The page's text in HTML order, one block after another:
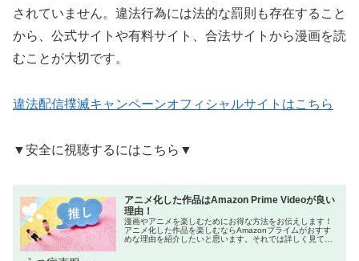
されていません。違法行為には法的な罰則も存在すること
から、公式サイトや有料サイト、合法サイトから漫画を読
むことが大切です。
違法配信撲滅キャンペーンオフィシャルサイトはこちら
▼安全に視聴するにはこちら▼
アニメ化した作品はAmazon Prime Videoが良い
理由！
漫画やアニメを楽しむためにお得な方法をお伝えします！
アニメ化した作品を楽しむならAmazonプライムがおすす
めな理由を紹介したいと思います。それでは詳しく見てい